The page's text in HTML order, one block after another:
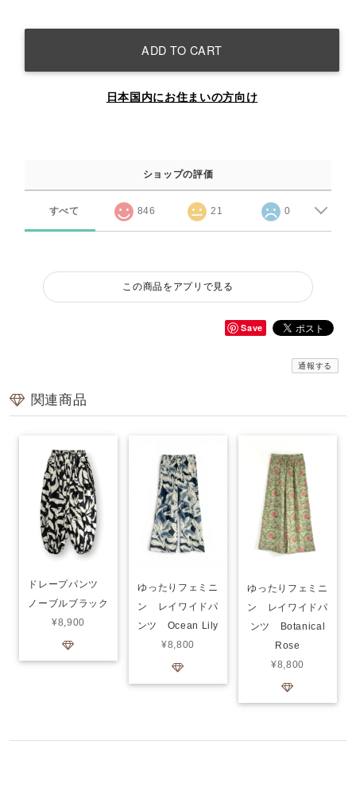
ADD TO CART
日本国内にお住まいの方向け
ショップの評価
すべて 846 21 0
この商品をアプリで見る
Save
通報する
関連商品
ドレープパンツ
ノーブルブラック
¥8,900
ゆったりフェミニ
ン レイワイドパ
ンツ Ocean Lily
¥8,800
ゆったりフェミニ
ン レイワイドパ
ンツ Botanical
Rose
¥8,800